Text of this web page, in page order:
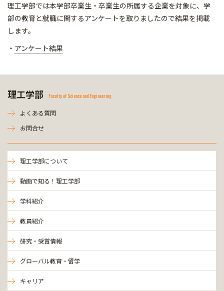
理工学部では本学部卒業生・卒業生の所属する企業を対象に、 学
部の教育と就職に関するアンケートを取りましたので結果を掲載
します。
・ アンケート結果
理工学部 Faculty of Science and Engineering
よくある質問
お問合せ
理工学部について
動画で知る！理工学部
学科紹介
教員紹介
研究・受賞情報
グローバル教育・留学
キャリア